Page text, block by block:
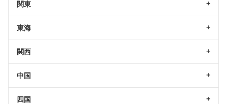
関東
東海
関西
中国
四国